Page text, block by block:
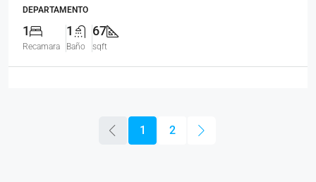
DEPARTAMENTO
1
Recamara
1
Baño
67
sqft
1 2